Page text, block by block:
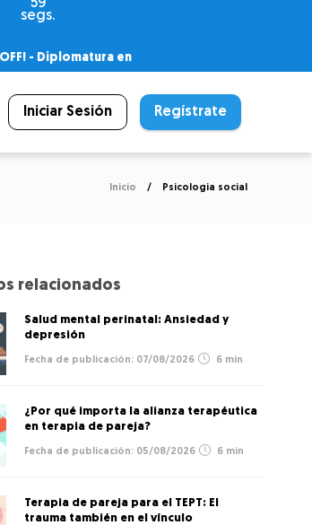
59
segs.
- Diplomatura en
Universitario
Iniciar Sesión Regístrate
Inicio Psicologia social
relacionados
Salud mental perinatal: Ansiedad y
depresión
07/08/2026 6 min
¿Por qué importa la alianza terapéutica
en terapia de pareja?
05/08/2026 6 min
Terapia de pareja para el TEPT: El
trauma también en el vínculo